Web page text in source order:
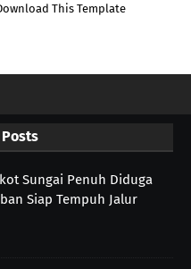
This Template
Sungai Penuh Diduga
Siap Tempuh Jalur